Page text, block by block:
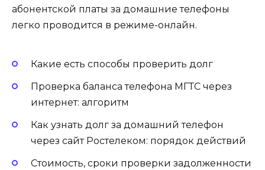
абонентской платы за домашние телефоны
легко проводится в режиме-онлайн.
Какие есть способы проверить долг
Проверка баланса телефона МГТС через
интернет: алгоритм
Как узнать долг за домашний телефон
через сайт Ростелеком: порядок действий
Стоимость, сроки проверки задолженности